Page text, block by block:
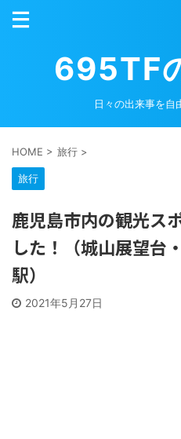
695TF
日々の出来事を自
HOME > 旅行 >
旅行
鹿児島市内の観光ス
した！（城山展望台
駅）
2021年5月27日